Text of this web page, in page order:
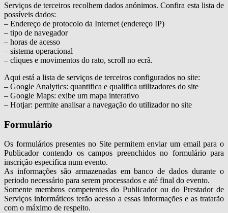
Serviços de terceiros recolhem dados anónimos. Confira esta lista de
possíveis dados:
– Endereço de protocolo da Internet (endereço IP)
– tipo de navegador
– horas de acesso
– sistema operacional
– cliques e movimentos do rato, scroll no ecrã.
Aqui está a lista de serviços de terceiros configurados no site:
– Google Analytics: quantifica e qualifica utilizadores do site
– Google Maps: exibe um mapa interativo
– Hotjar: permite analisar a navegação do utilizador no site
Formulário
Os formulários presentes no Site permitem enviar um email para o
Publicador contendo os campos preenchidos no formulário para
inscrição especifica num evento.
As informações são armazenadas em banco de dados durante o
periodo necessário para serem processados e até final do evento.
Somente membros competentes do Publicador ou do Prestador de
Serviços informáticos terão acesso a essas informações e as tratarão
com o máximo de respeito.